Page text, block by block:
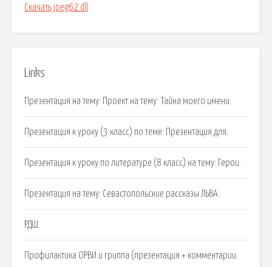
Скачать jpeg62 dll
Links
Презентация на тему: Проект на тему: Тайна моего имени.
Презентация к уроку (3 класс) по теме: Презентация для.
Презентация к уроку по литературе (8 класс) на тему: Герои.
Презентация на тему: Севастопольские рассказы ЛЬВА.
РДШ.
Профилактика ОРВИ и гриппа (презентация + комментарии.